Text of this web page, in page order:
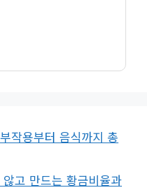
작용부터 음식까지 총
고 만드는 황금비율과